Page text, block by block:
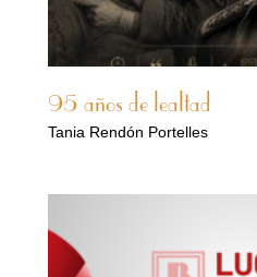
95 años de lealtad
Tania Rendón Portelles